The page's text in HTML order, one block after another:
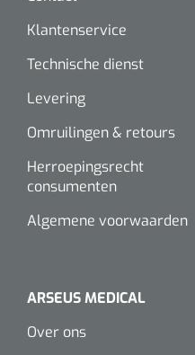
Diversen
Kleeflaag removers
Watten
Verbandhaakjes
Wondreinigers
Klantenservice
Technische dienst
Levering
Omruilingen & retours
Herroepingsrecht
consumenten
Algemene voorwaarden
ARSEUS MEDICAL
Over ons